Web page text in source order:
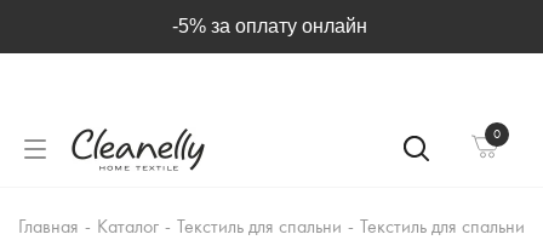
-5% за оплату онлайн
0
Главная - Каталог - Текстиль для спальни - Текстиль для спальни